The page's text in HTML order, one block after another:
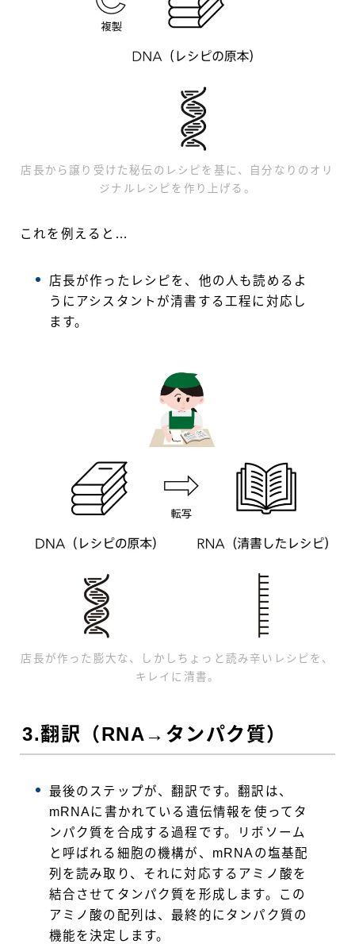
店長から譲り受けた秘伝のレシピを基に、自分なりのオリ
ジナルレシピを作り上げる。
これを例えると…
店長が作ったレシピを、他の人も読めるよ
うにアシスタントが清書する工程に対応し
ます。
店長が作った膨大な、しかしちょっと読み辛いレシピを、
キレイに清書。
3.翻訳（RNA→タンパク質）
最後のステップが、翻訳です。翻訳は、
mRNAに書かれている遺伝情報を使ってタ
ンパク質を合成する過程です。リボソーム
と呼ばれる細胞の機構が、mRNAの塩基配
列を読み取り、それに対応するアミノ酸を
結合させてタンパク質を形成します。この
アミノ酸の配列は、最終的にタンパク質の
機能を決定します。